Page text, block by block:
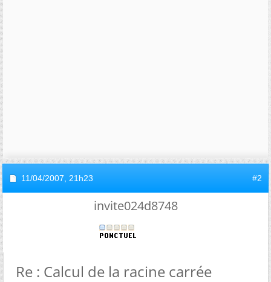
11/04/2007, 21h23 #2
invite024d8748
Re : Calcul de la racine carrée